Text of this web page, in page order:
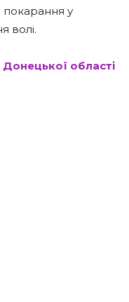
покарання у
волі.
Донецької області